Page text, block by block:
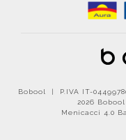
Bobool | P.IVA IT-
2026
Menicacci 4.0